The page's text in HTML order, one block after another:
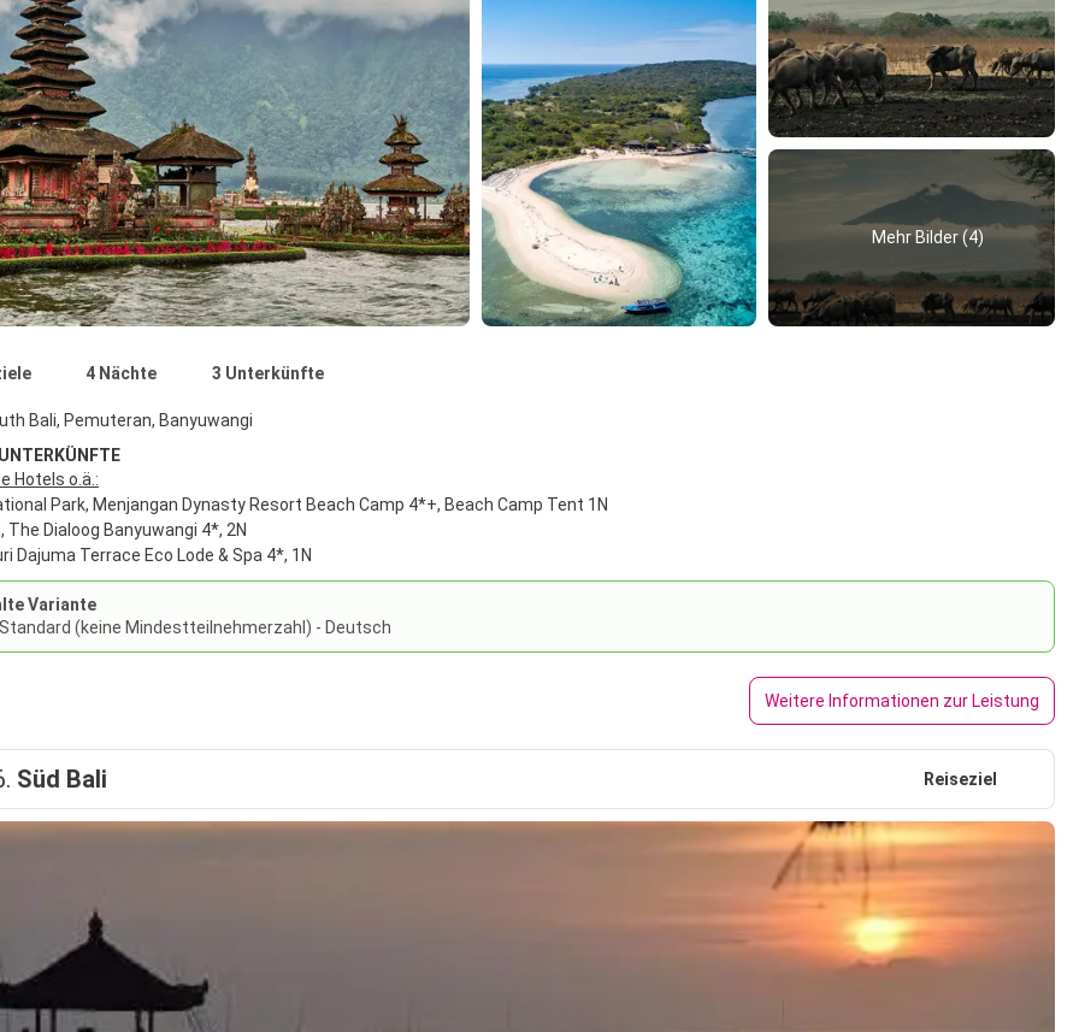
Mehr Bilder (4)
4 Nächte 3 Unterkünfte
Bali, Pemuteran, Banyuwangi
Hotels o.ä.:
Park, Menjangan Dynasty Resort Beach Camp 4*+, Beach Camp Tent 1N
The Dialoog Banyuwangi 4*, 2N
Dajuma Terrace Eco Lode & Spa 4*, 1N
Variante
(keine Mindestteilnehmerzahl) - Deutsch
Weitere Informationen zur Leistung
Süd Bali Reiseziel